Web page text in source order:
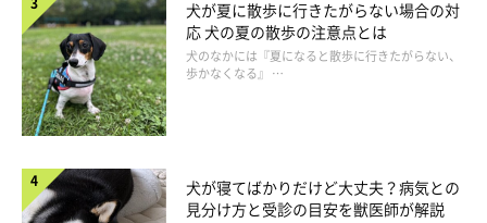
犬が夏に散歩に行きたがらない場合の対
応 犬の夏の散歩の注意点とは
犬のなかには『夏になると散歩に行きたがらない、
歩かなくなる』 …
犬が寝てばかりだけど大丈夫？病気との
見分け方と受診の目安を獣医師が解説